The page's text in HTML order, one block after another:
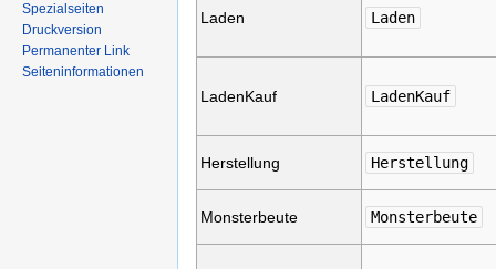
Laden Laden
LadenKauf LadenKauf
Herstellung Herstellung
Monsterbeute Monsterbeute
Spezialseiten
Druckversion
Permanenter Link
Seiteninformationen